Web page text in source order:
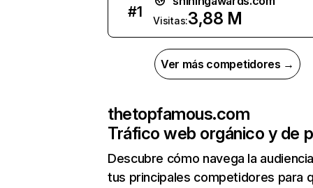
#1
Visitas:3,88 M
Ver más competidores →
thetopfamous.com
Tráfico web orgánico y de
Descubre cómo navega la
tus principales competidores para